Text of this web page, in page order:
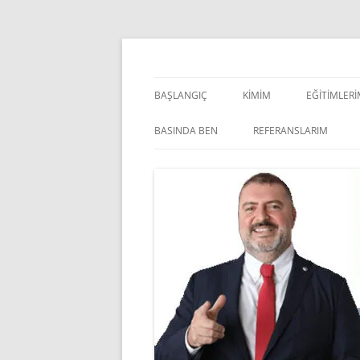
İçeriğe
BAŞLANGIÇ KIMIM
BASINDA BEN REFERANSLARIM